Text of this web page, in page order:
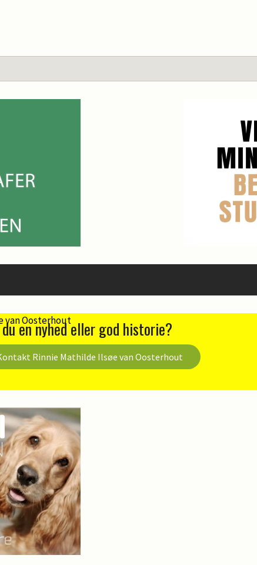
en nyhed eller god historie?
Rinnie Mathilde Ilsøe van Oosterhout